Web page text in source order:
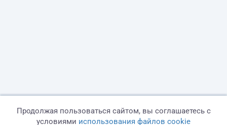
Продолжая пользоваться сайтом, вы соглашаетесь с
условиями использования файлов cookie